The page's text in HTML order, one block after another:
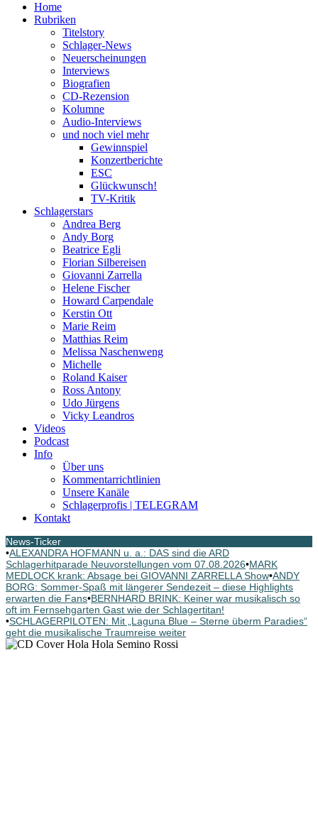
Home
Rubriken
Titelstory
Schlager-News
Neuerscheinungen
Interviews
Biografien
CD-Rezension
Kolumne
Audio-Interviews
und noch viel mehr
Gewinnspiel
Konzertberichte
ESC
Glückwunsch!
TV-Kritik
Schlagerstars
Andrea Berg
Andy Borg
Beatrice Egli
Florian Silbereisen
Giovanni Zarrella
Helene Fischer
Howard Carpendale
Kerstin Ott
Marie Reim
Matthias Reim
Melissa Naschenweng
Michelle
Roland Kaiser
Ross Antony
Udo Jürgens
Vicky Leandros
Videos
Podcast
Info
Über uns
Kommentarrichtlinien
Unsere Kanäle
Schlagerprofis | TELEGRAM
Kontakt
News-Ticker
•ALEXANDRA HOFMANN u. a.: DAS sind die ARD
Schlagerhitparade Neuvorstellungen vom 07.08.2026•MARK
MEDLOCK krank: Absage bei GIOVANNI ZARRELLA Show•ANDY
BORG: Sommer-Spaß mit längerer Sendezeit – diese Highlights
erwarten die Fans•BERNHARD BRINK: Keiner war musikalisch so
oft im Fernsehgarten Gast wie der Schlagertitan!
•SCHLAGERPILOTEN: Mit „Laguna Blue – Sterne überm Paradies“
geht die musikalische Traumreise weiter